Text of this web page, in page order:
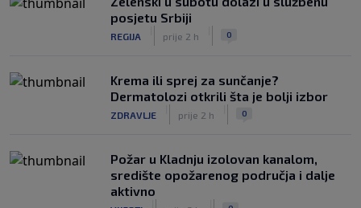
posjetu Srbiji
REGIJA prije 2 h 0
Krema ili sprej za sunčanje?
Dermatolozi otkrili šta je bolji izbor
ZDRAVLJE prije 2 h 0
Požar u Kladnju izolovan kanalom,
središte opožarenog područja i dalje
aktivno